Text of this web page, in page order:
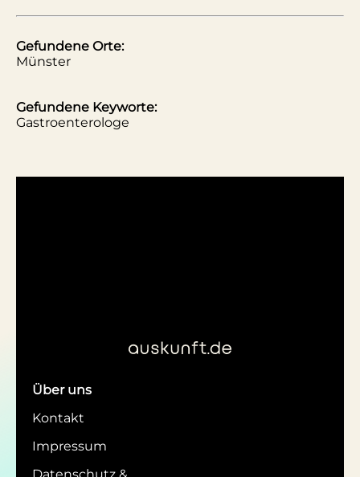
Gefundene Orte:
Münster
Gefundene Keyworte:
Gastroenterologe
Über uns
Kontakt
Impressum